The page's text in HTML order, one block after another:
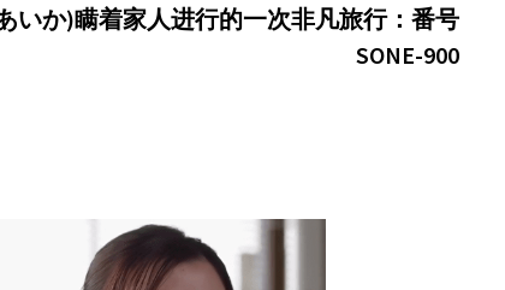
post:
いか)瞒着家人进行的一次非凡旅行：番号
SONE-900